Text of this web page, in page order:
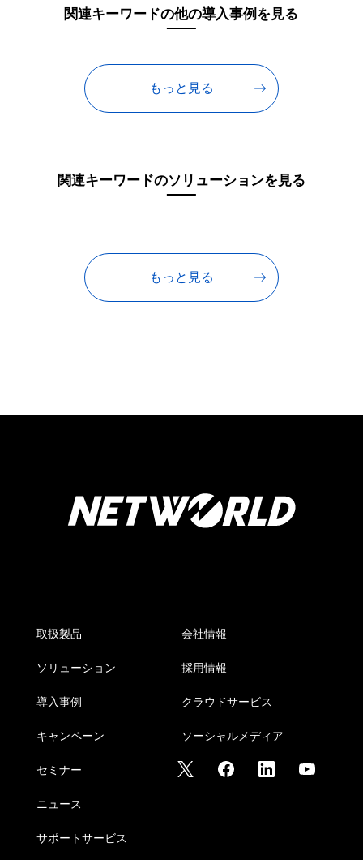
関連キーワードの他の導入事例を見る
もっと見る
関連キーワードのソリューションを見る
もっと見る
取扱製品
ソリューション
導入事例
キャンペーン
セミナー
ニュース
サポートサービス
会社情報
採用情報
クラウドサービス
ソーシャルメディア